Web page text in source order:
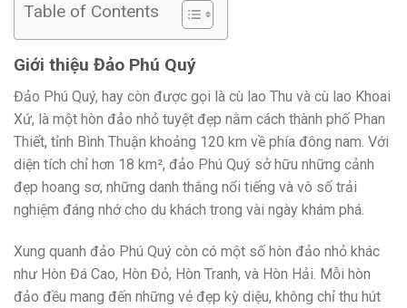
Table of Contents
Giới thiệu Đảo Phú Quý
Đảo Phú Quý, hay còn được gọi là cù lao Thu và cù lao Khoai
Xứ, là một hòn đảo nhỏ tuyệt đẹp nằm cách thành phố Phan
Thiết, tỉnh Bình Thuận khoảng 120 km về phía đông nam. Với
diện tích chỉ hơn 18 km², đảo Phú Quý sở hữu những cảnh
đẹp hoang sơ, những danh thắng nổi tiếng và vô số trải
nghiệm đáng nhớ cho du khách trong vài ngày khám phá.
Xung quanh đảo Phú Quý còn có một số hòn đảo nhỏ khác
như Hòn Đá Cao, Hòn Đỏ, Hòn Tranh, và Hòn Hải. Mỗi hòn
đảo đều mang đến những vẻ đẹp kỳ diệu, không chỉ thu hút